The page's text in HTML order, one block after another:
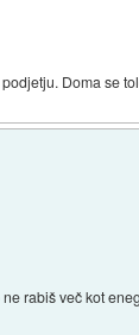
Doma se
rabiš več kot